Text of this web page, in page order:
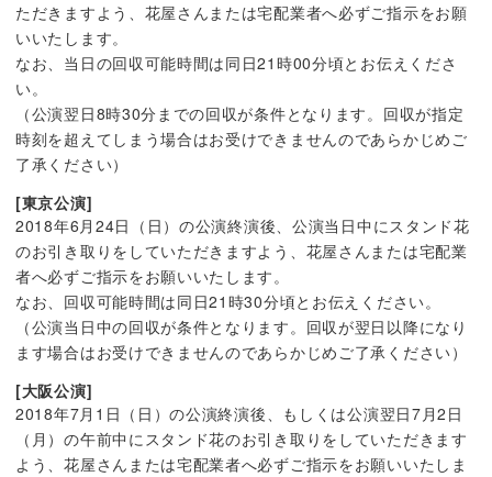
ただきますよう、花屋さんまたは宅配業者へ必ずご指示をお願
いいたします。
なお、当日の回収可能時間は同日21時00分頃とお伝えくださ
い。
（公演翌日8時30分までの回収が条件となります。回収が指定
時刻を超えてしまう場合はお受けできませんのであらかじめご
了承ください）
[東京公演]
2018年6月24日（日）の公演終演後、公演当日中にスタンド花
のお引き取りをしていただきますよう、花屋さんまたは宅配業
者へ必ずご指示をお願いいたします。
なお、回収可能時間は同日21時30分頃とお伝えください。
（公演当日中の回収が条件となります。回収が翌日以降になり
ます場合はお受けできませんのであらかじめご了承ください）
[大阪公演]
2018年7月1日（日）の公演終演後、もしくは公演翌日7月2日
（月）の午前中にスタンド花のお引き取りをしていただきます
よう、花屋さんまたは宅配業者へ必ずご指示をお願いいたしま